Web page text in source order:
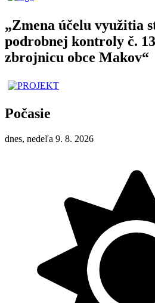
„Zmena účelu využitia
podrobnej kontroly č.
zbrojnicu obce Makov“
Počasie
dnes, nedeľa 9. 8. 2026